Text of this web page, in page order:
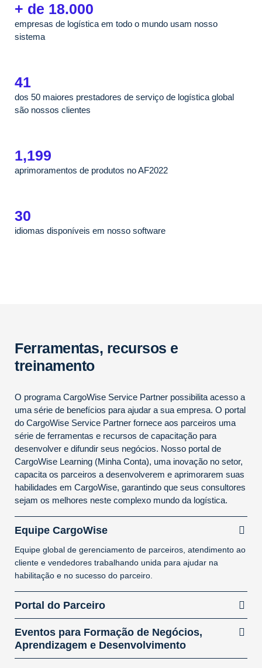
+ de 18.000
empresas de logística em todo o mundo usam nosso
sistema
41
dos 50 maiores prestadores de serviço de logística global
são nossos clientes
1,199
aprimoramentos de produtos no AF2022
30
idiomas disponíveis em nosso software
Ferramentas, recursos e
treinamento
O programa CargoWise Service Partner possibilita acesso a
uma série de benefícios para ajudar a sua empresa. O portal
do CargoWise Service Partner fornece aos parceiros uma
série de ferramentas e recursos de capacitação para
desenvolver e difundir seus negócios. Nosso portal de
CargoWise Learning (Minha Conta), uma inovação no setor,
capacita os parceiros a desenvolverem e aprimorarem suas
habilidades em CargoWise, garantindo que seus consultores
sejam os melhores neste complexo mundo da logística.
Equipe CargoWise
Equipe global de gerenciamento de parceiros, atendimento ao
cliente e vendedores trabalhando unida para ajudar na
habilitação e no sucesso do parceiro.
Portal do Parceiro
Eventos para Formação de Negócios,
Aprendizagem e Desenvolvimento